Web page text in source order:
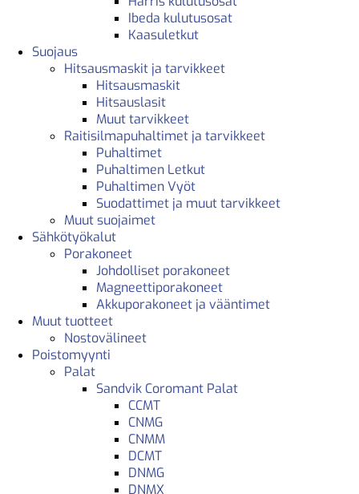
Ibeda kulutusosat
Kaasuletkut
Suojaus
Hitsausmaskit ja tarvikkeet
Hitsausmaskit
Hitsauslasit
Muut tarvikkeet
Raitisilmapuhaltimet ja tarvikkeet
Puhaltimet
Puhaltimen Letkut
Puhaltimen Vyöt
Suodattimet ja muut tarvikkeet
Muut suojaimet
Sähkötyökalut
Porakoneet
Johdolliset porakoneet
Magneettiporakoneet
Akkuporakoneet ja vääntimet
Muut tuotteet
Nostovälineet
Poistomyynti
Palat
Sandvik Coromant Palat
CCMT
CNMG
CNMM
DCMT
DNMG
DNMX